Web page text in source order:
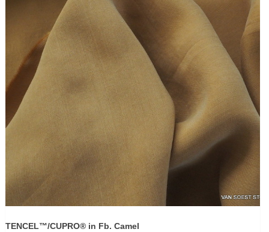
TENCEL™/CUPRO® in Fb. Camel